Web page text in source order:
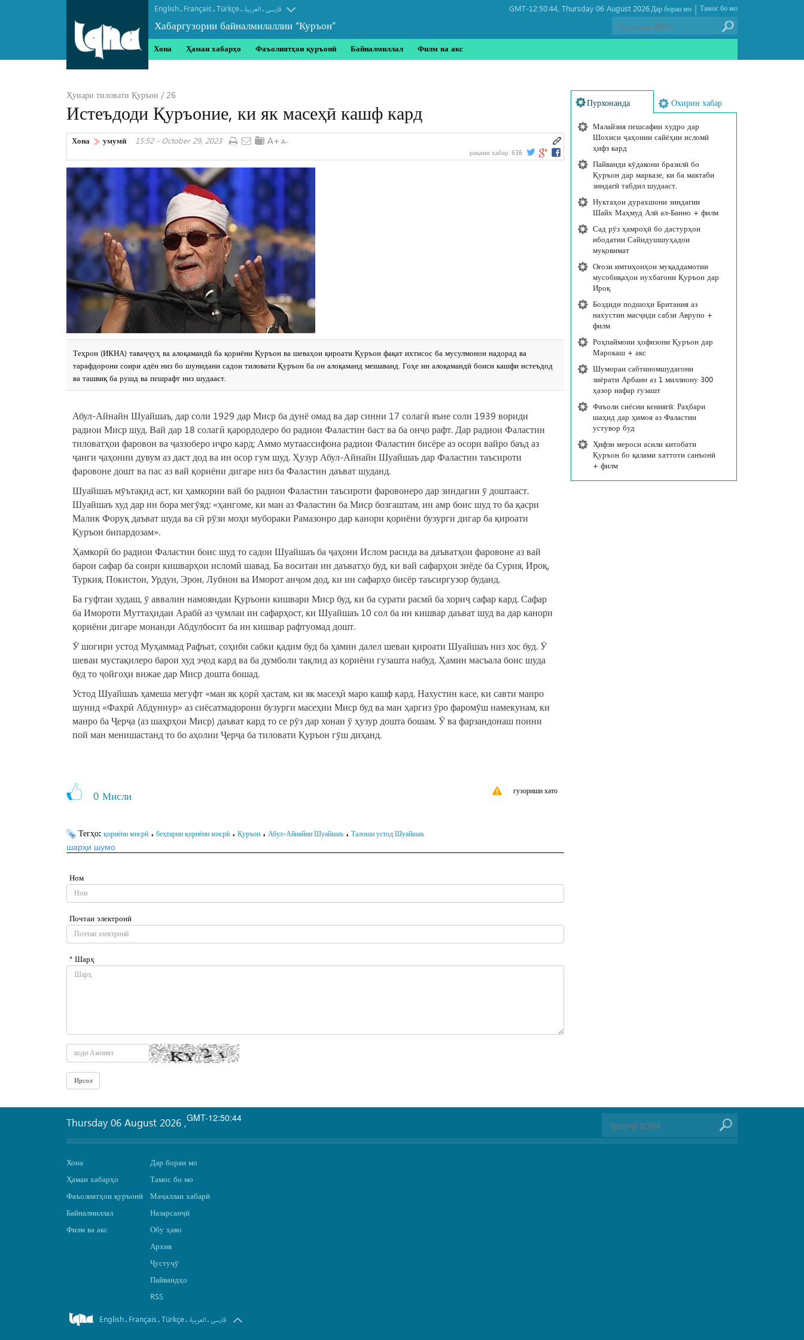
English. Français.Türkçe. العربیة.فارسی
Хабаргузории байналмилаллии “Куръон”
Thursday 06 August 2026 ,
GMT-12:50:44 Тамос бо мо
|
Дар бораи мо
Хона Ҳамаи хабарҳо Фаъолиятҳои қуръонӣ Байналмиллал Филм ва акс
Ҳунари тиловати Қуръон / 26
Истеъдоди Қуръоние, ки як масеҳӣ кашф кард
Хона умумӣ 15:52 - October 29, 2023
рақами хабар: 636
Теҳрон (ИКНА) таваҷҷуҳ ва алоқамандӣ ба қориёни Қуръон ва шеваҳои қироати Қуръон фақат ихтисос ба мусулмонон надорад ва
тарафдорони соири адён низ бо шунидани садои тиловати Қуръон ба он алоқаманд мешаванд. Гоҳе ин алоқамандӣ боиси кашфи истеъдод
ва ташвиқ ба рушд ва пешрафт низ шудааст.
Абул-Айнайн Шуайшаъ, дар соли 1929 дар Миср ба дунё омад ва дар синни 17 солагӣ яъне соли 1939 вориди
радиои Миср шуд. Вай дар 18 солагӣ қарордодеро бо радиои Фаластин баст ва ба онҷо рафт. Дар радиои Фаластин
тиловатҳои фаровон ва ҷаззоберо иҷро кард; Аммо мутаассифона радиои Фаластин бисёре аз осори вайро баъд аз
ҷанги ҷаҳонии дувум аз даст дод ва ин осор гум шуд. Ҳузур Абул-Айнайн Шуайшаъ дар Фаластин таъсироти
фаровоне дошт ва пас аз вай қориёни дигаре низ ба Фаластин даъват шуданд.
Шуайшаъ мӯътақид аст, ки ҳамкории вай бо радиои Фаластин таъсироти фаровонеро дар зиндагии ӯ доштааст.
Шуайшаъ худ дар ин бора мегӯяд: «ҳангоме, ки ман аз Фаластин ба Миср бозгаштам, ин амр боис шуд то ба қасри
Малик Форуқ даъват шуда ва сӣ рӯзи моҳи мубораки Рамазонро дар канори қориёни бузурги дигар ба қироати
Қуръон бипардозам».
Ҳамкорӣ бо радиои Фаластин боис шуд то садои Шуайшаъ ба ҷаҳони Ислом расида ва даъватҳои фаровоне аз вай
барои сафар ба соири кишварҳои исломӣ шавад. Ба воситаи ин даъватҳо буд, ки вай сафарҳои зиёде ба Сурия, Ироқ,
Туркия, Покистон, Урдун, Эрон, Лубнон ва Иморот анҷом дод, ки ин сафарҳо бисёр таъсиргузор буданд.
Ба гуфтаи худаш, ӯ аввалин намояндаи Қуръони кишвари Миср буд, ки ба сурати расмӣ ба хориҷ сафар кард. Сафар
ба Имороти Муттаҳидаи Арабӣ аз ҷумлаи ин сафарҳост, ки Шуайшаъ 10 сол ба ин кишвар даъват шуд ва дар канори
қориёни дигаре монанди Абдулбосит ба ин кишвар рафтуомад дошт.
Ӯ шогири устод Муҳаммад Рафъат, соҳиби сабки қадим буд ба ҳамин далел шеваи қироати Шуайшаъ низ хос буд. Ӯ
шеваи мустақилеро барои худ эҷод кард ва ба думболи тақлид аз қориёни гузашта набуд. Ҳамин масъала боис шуда
буд то ҷойгоҳи вижае дар Миср дошта бошад.
Устод Шуайшаъ ҳамеша мегуфт «ман як қорӣ ҳастам, ки як масеҳӣ маро кашф кард. Нахустин касе, ки савти манро
шунид «Фахрӣ Абдуннур» аз сиёсатмадорони бузурги масеҳии Миср буд ва ман ҳаргиз ӯро фаромӯш намекунам, ки
манро ба Ҷерҷа (аз шаҳрҳои Миср) даъват кард то се рӯз дар хонаи ӯ ҳузур дошта бошам. Ӯ ва фарзандонаш поини
пой ман менишастанд то бо аҳолии Ҷерҷа ба тиловати Қуръон гӯш диҳанд.
0 Мисли гузориши хато
Тегҳо: қориёни мисрӣ ، беҳтарин қориёни мисрӣ ، Қуръон ، Абул-Айнайни Шуайшаъ ، Талоши устод Шуайшаъ
шарҳи шумо
Ном
Почтаи электронӣ
* Шарҳ
Пурхонанда Охирин хабар
Малайзия пешсафии худро дар
Шохиси ҷаҳонии сайёҳии исломӣ
ҳифз кард
Пайванди кӯдакони бразилӣ бо
Қуръон дар марказе, ки ба мактаби
зиндагӣ табдил шудааст.
Нуктаҳои дурахшони зиндагии
Шайх Маҳмуд Алӣ ал-Банно + филм
Сад рӯз ҳамроҳӣ бо дастурҳои
ибодатии Сайидушшуҳадои
муқовимат
Оғози имтиҳонҳои муқаддамотии
мусобиқаҳои нухбагони Қуръон дар
Ироқ
Боздиди подшоҳи Британия аз
нахустин масҷиди сабзи Аврупо +
филм
Роҳпаймоии ҳофизони Қуръон дар
Марокаш + акс
Шумораи сабтиномшудагони
зиёрати Арбаин аз 1 миллиону 300
ҳазор нафар гузашт
Фаъоли сиёсии кениягӣ: Раҳбари
шаҳид дар ҳимоя аз Фаластин
устувор буд
Ҳифзи мероси асили китобати
Қуръон бо қалами хаттоти санъонӣ
+ филм
GMT-12:50:44
Thursday 06 August 2026 ,
Хона
Ҳамаи хабарҳо
Фаъолиятҳои қуръонӣ
Байналмиллал
Филм ва акс
Дар бораи мо
Тамос бо мо
Маҷаллаи хабарӣ
Назарсанҷӣ
Обу ҳаво
Архив
Ҷустуҷӯ
Пайвандҳо
RSS
English. Français.Türkçe. العربیة.فارسی